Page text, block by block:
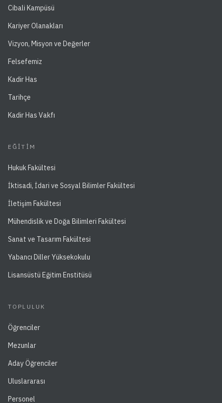
Cibali Kampüsü
Kariyer Olanakları
Vizyon, Misyon ve Değerler
Felsefemiz
Kadir Has
Tarihçe
Kadir Has Vakfı
EĞITIM
Hukuk Fakültesi
İktisadi, İdari ve Sosyal Bilimler Fakültesi
İletişim Fakültesi
Mühendislik ve Doğa Bilimleri Fakültesi
Sanat ve Tasarım Fakültesi
Yabancı Diller Yüksekokulu
Lisansüstü Eğitim Enstitüsü
TOPLULUK
Öğrenciler
Mezunlar
Aday Öğrenciler
Uluslararası
Personel